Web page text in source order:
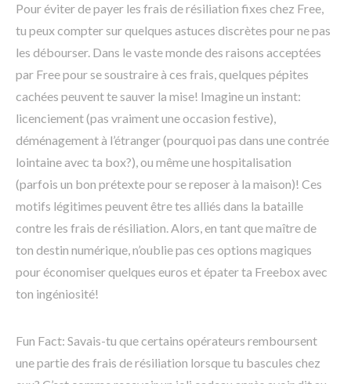
Pour éviter de payer les frais de résiliation fixes chez Free,
tu peux compter sur quelques astuces discrètes pour ne pas
les débourser. Dans le vaste monde des raisons acceptées
par Free pour se soustraire à ces frais, quelques pépites
cachées peuvent te sauver la mise! Imagine un instant:
licenciement (pas vraiment une occasion festive),
déménagement à l’étranger (pourquoi pas dans une contrée
lointaine avec ta box?), ou même une hospitalisation
(parfois un bon prétexte pour se reposer à la maison)! Ces
motifs légitimes peuvent être tes alliés dans la bataille
contre les frais de résiliation. Alors, en tant que maître de
ton destin numérique, n’oublie pas ces options magiques
pour économiser quelques euros et épater ta Freebox avec
ton ingéniosité!
Fun Fact: Savais-tu que certains opérateurs remboursent
une partie des frais de résiliation lorsque tu bascules chez